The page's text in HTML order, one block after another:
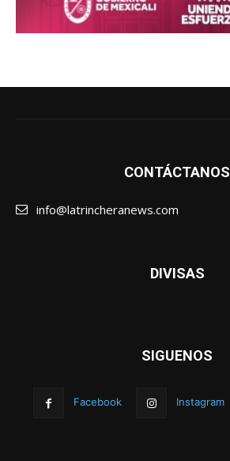
CONTÁCTANOS
info@latrincheranews.com
DIVISAS
SIGUENOS
Facebook Instagram